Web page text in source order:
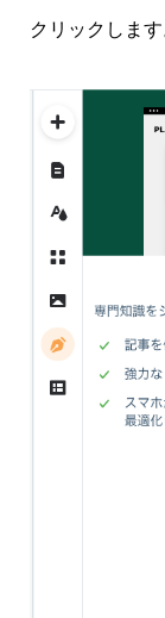
クリックします